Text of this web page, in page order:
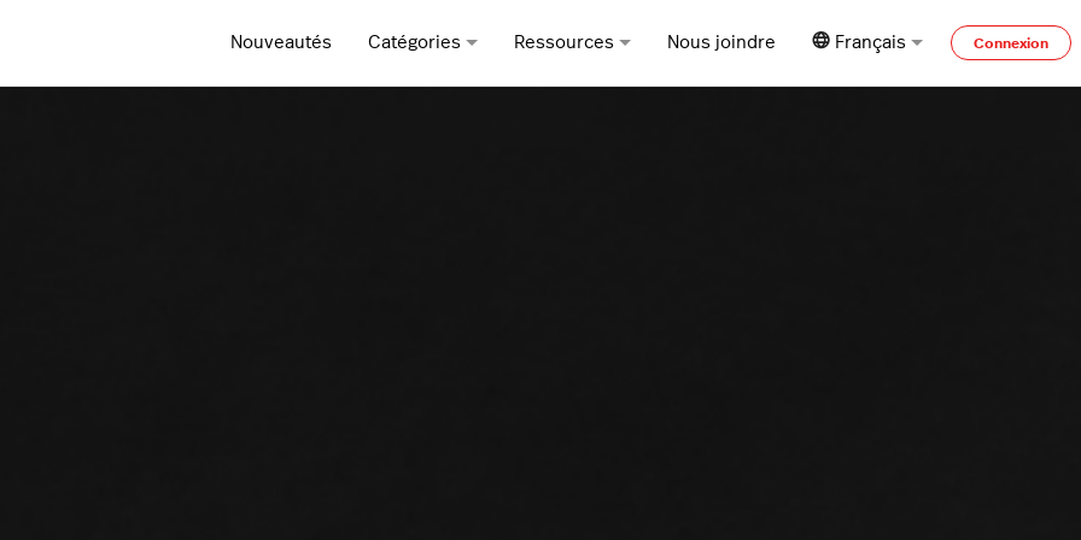
Nouveautés Catégories Ressources Nous joindre Français Connexion